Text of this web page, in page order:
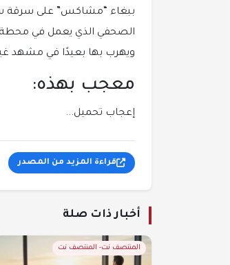
ببغاء “مشاكس” على سرقة
ويهرب بها بعيدًا في مشهد
معجب بهذه:
إعجاب تحميل...
قراءة المزيد من المصدر
أخبار ذات صلة
المنتصف نت- المنتصف نت